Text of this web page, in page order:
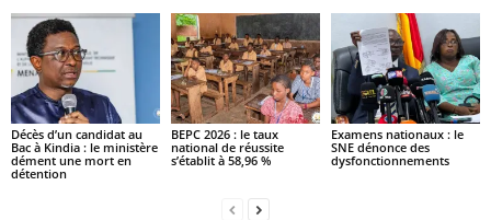
Décès d’un candidat au
Bac à Kindia : le ministère
dément une mort en
détention
BEPC 2026 : le taux
national de réussite
s’établit à 58,96 %
Examens nationaux : le
SNE dénonce des
dysfonctionnements